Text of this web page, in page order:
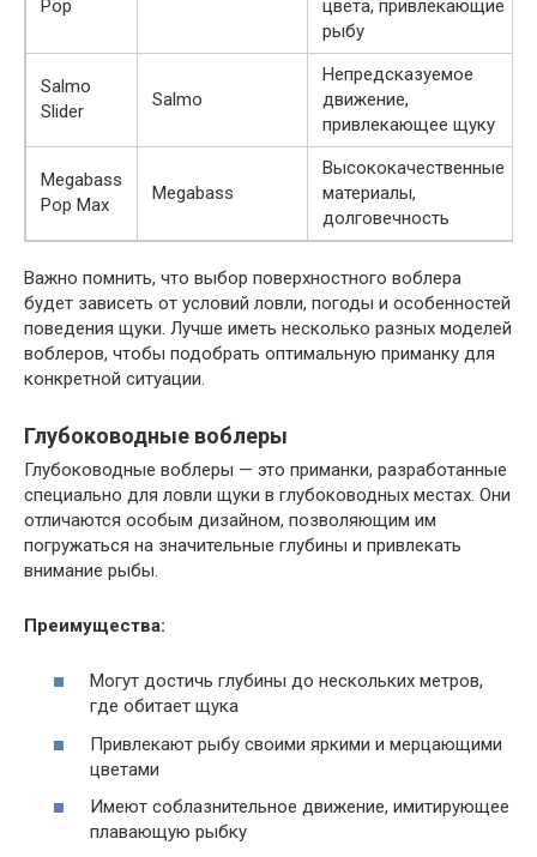
Pop
цвета, привлекающие
рыбу
Salmo
Slider
Salmo
Непредсказуемое
движение,
привлекающее щуку
Megabass
Pop Max
Megabass
Высококачественные
материалы,
долговечность
Важно помнить, что выбор поверхностного воблера
будет зависеть от условий ловли, погоды и особенностей
поведения щуки. Лучше иметь несколько разных моделей
воблеров, чтобы подобрать оптимальную приманку для
конкретной ситуации.
Глубоководные воблеры
Глубоководные воблеры — это приманки, разработанные
специально для ловли щуки в глубоководных местах. Они
отличаются особым дизайном, позволяющим им
погружаться на значительные глубины и привлекать
внимание рыбы.
Преимущества:
Могут достичь глубины до нескольких метров,
где обитает щука
Привлекают рыбу своими яркими и мерцающими
цветами
Имеют соблазнительное движение, имитирующее
плавающую рыбку